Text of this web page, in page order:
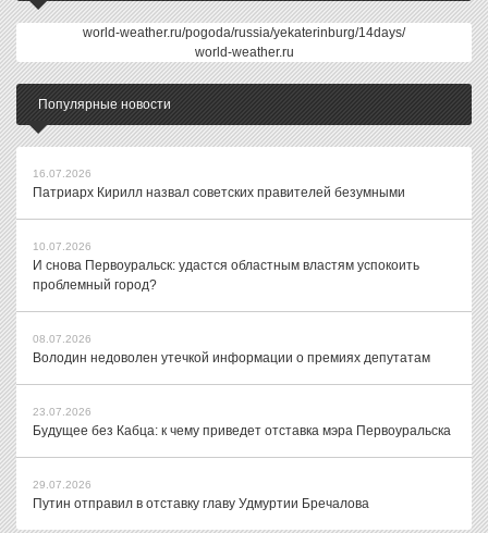
world-weather.ru/pogoda/russia/yekaterinburg/14days/
world-weather.ru
Популярные новости
16.07.2026
Патриарх Кирилл назвал советских правителей безумными
10.07.2026
И снова Первоуральск: удастся областным властям успокоить
проблемный город?
08.07.2026
Володин недоволен утечкой информации о премиях депутатам
23.07.2026
Будущее без Кабца: к чему приведет отставка мэра Первоуральска
29.07.2026
Путин отправил в отставку главу Удмуртии Бречалова